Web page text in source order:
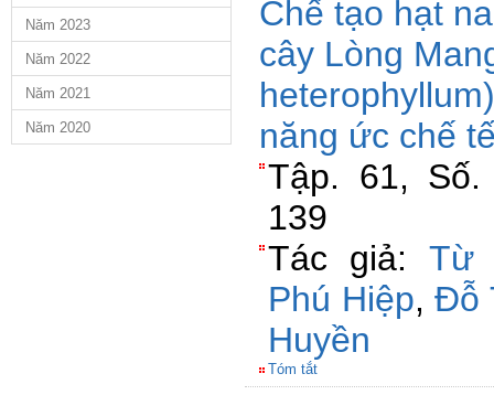
Năm 2023
Năm 2022
Năm 2021
Năm 2020
Chế tạo hạt
cây Lòng
năng ức chế
Tập. 61,
139
Tác giả: Từ
Phú Hiệp,Đỗ
Huyền
Tóm tắt